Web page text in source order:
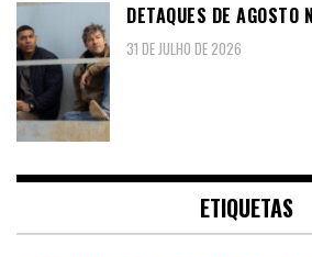
DETAQUES DE AGOSTO
31 DE JULHO DE 2026
ETIQUETAS